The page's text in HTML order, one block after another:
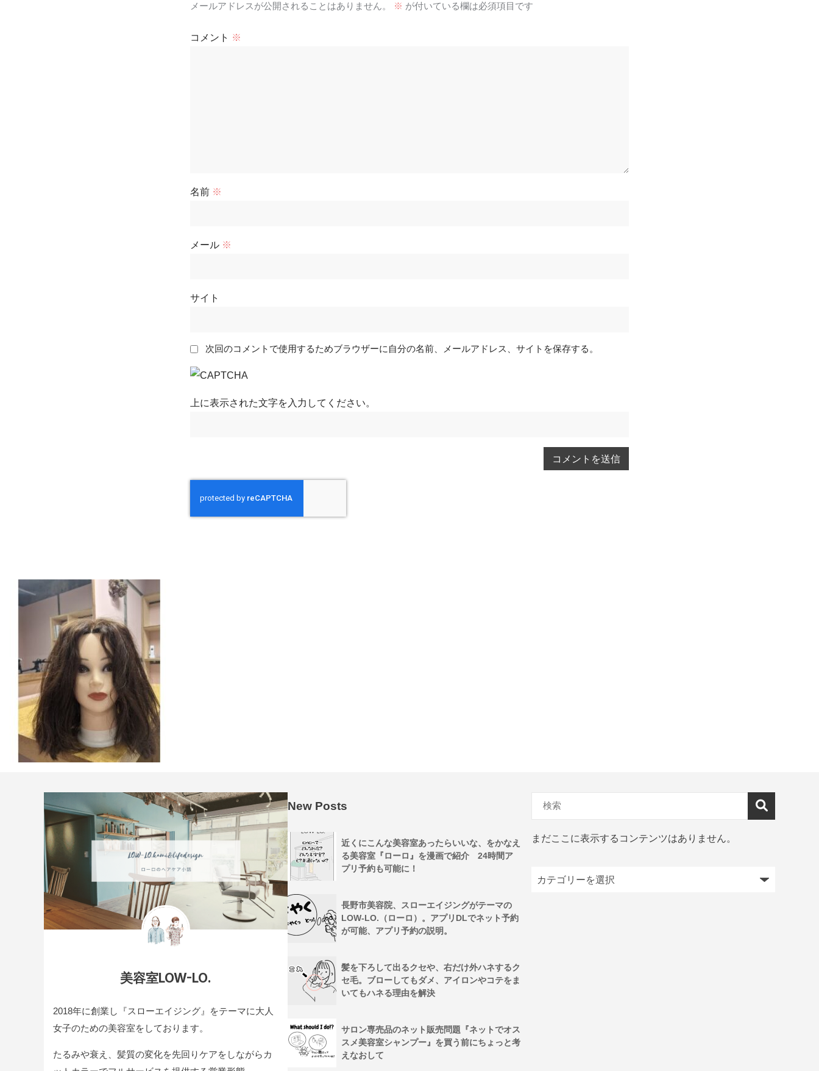
メールアドレスが公開されることはありません。 ※ が付いている欄は必須項目です
コメント ※
名前 ※
メール ※
サイト
次回のコメントで使用するためブラウザーに自分の名前、メールアドレス、サイトを保存する。
上に表示された文字を入力してください。
美容室LOW-LO.
2018年に創業し『スローエイジング』をテーマに大人
女子のための美容室をしております。
たるみや衰え、髪質の変化を先回りケアをしながらカ
New Posts
近くにこんな美容室あったらいいな、をかなえ
る美容室『ローロ』を漫画で紹介 24時間ア
プリ予約も可能に！
長野市美容院、スローエイジングがテーマの
LOW-LO.（ローロ）。アプリDLでネット予約
が可能、アプリ予約の説明。
髪を下ろして出るクセや、右だけ外ハネするク
セ毛。ブローしてもダメ、アイロンやコテをま
いてもハネる理由を解決
サロン専売品のネット販売問題『ネットでオス
スメ美容室シャンプー』を買う前にちょっと考
えなおして
まだここに表示するコンテンツはありません。